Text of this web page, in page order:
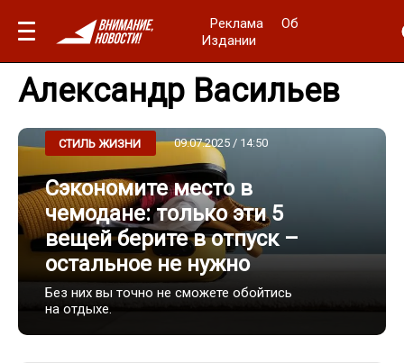
Реклама
Об
Издании
Александр Васильев
СТИЛЬ ЖИЗНИ 09.07.2025 / 14:50
Сэкономите место в
чемодане: только эти 5
вещей берите в отпуск –
остальное не нужно
Без них вы точно не сможете обойтись
на отдыхе.